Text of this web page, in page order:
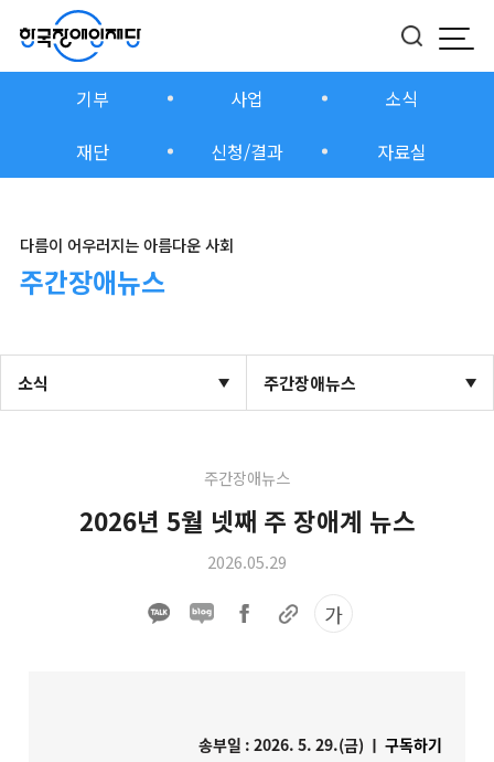
모
버튼
기부 사업
소식
재단
신청/결과 자료실
다름이 어우러지는 아름다운 사회
주간장애뉴스
소식 주간장애뉴스
주간장애뉴스
2026년 5월 넷째 주 장애계 뉴스
2026.05.29
가